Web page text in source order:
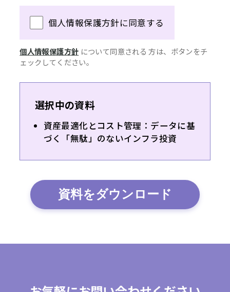
個人情報保護方針に同意する
個人情報保護方針 について同意される 方は、ボタンをチ
ェックしてください。
選択中の資料
資産最適化とコスト管理：データに基
づく「無駄」のないインフラ投資
資料をダウンロード